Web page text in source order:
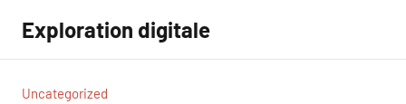
contenu
Exploration digitale
Uncategorized